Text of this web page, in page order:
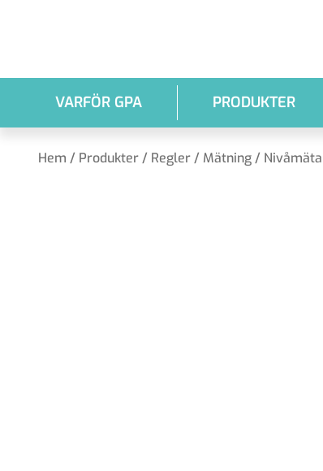
VARFÖR GPA PRODUKTER
Hem / Produkter / Regler / Mätning /